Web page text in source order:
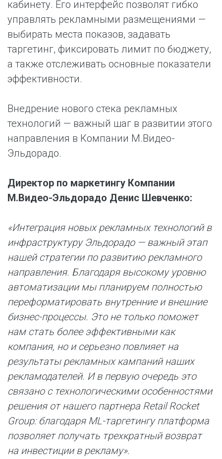
кабинету. Его интерфейс позволят гибко
управлять рекламными размещениями —
выбирать места показов, задавать
таргетинг, фиксировать лимит по бюджету,
а также отслеживать основные показатели
эффективности.
Внедрение нового стека рекламных
технологий — важный шаг в развитии этого
направления в Компании М.Видео-
Эльдорадо.
Директор по маркетингу Компании
М.Видео-Эльдорадо Денис Шевченко:
«Интеграция новых рекламных технологий в
инфраструктуру Эльдорадо — важный этап
нашей стратегии по развитию рекламного
направления. Благодаря высокому уровню
автоматизации мы планируем полностью
переформатировать внутренние и внешние
бизнес-процессы. Это не только поможет
нам стать более эффективными как
компания, но и серьезно повлияет на
результаты рекламных кампаний наших
рекламодателей. И в первую очередь это
связано с технологическими особенностями
решения от нашего партнера Retail Rocket
Group: благодаря ML-таргетингу платформа
позволяет получать трехкратный возврат
на инвестиции в рекламу».